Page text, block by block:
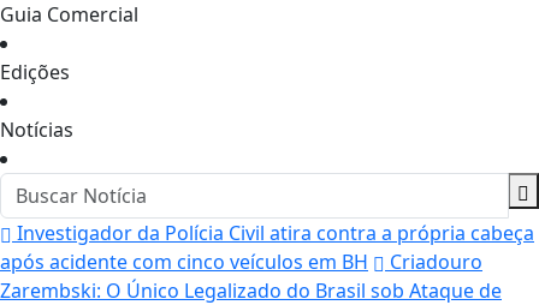
Guia Comercial
Edições
Notícias
Investigador da Polícia Civil atira contra a própria cabeça
após acidente com cinco veículos em BH
Criadouro
Zarembski: O Único Legalizado do Brasil sob Ataque de